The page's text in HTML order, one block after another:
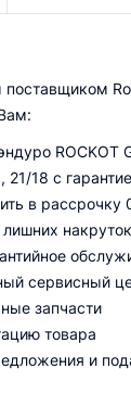
ROCKOT
18 с
в рассрочку
сервисный
запчасти
товара
и